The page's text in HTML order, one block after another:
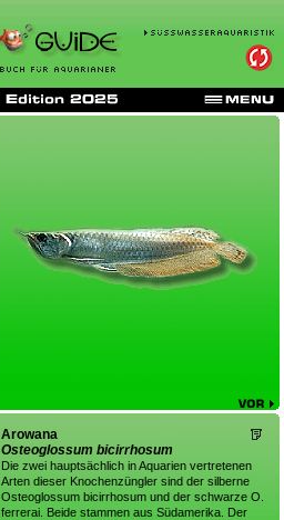
Arowana
Osteoglossum bicirrhosum
Die zwei hauptsächlich in Aquarien vertretenen
Arten dieser Knochenzüngler sind der silberne
Osteoglossum bicirrhosum und der schwarze O.
ferrerai. Beide stammen aus Südamerika. Der